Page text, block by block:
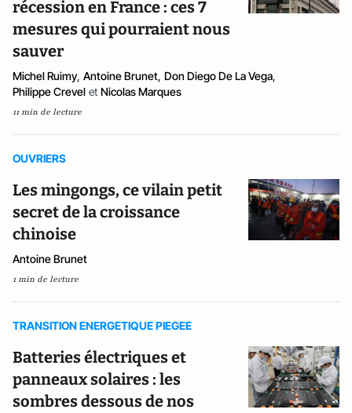
récession en France : ces 7
mesures qui pourraient nous
sauver
Michel Ruimy, Antoine Brunet, Don Diego De La Vega,
Philippe Crevel et Nicolas Marques
11 min de lecture
OUVRIERS
Les mingongs, ce vilain petit
secret de la croissance
chinoise
Antoine Brunet
1 min de lecture
TRANSITION ENERGETIQUE PIEGEE
Batteries électriques et
panneaux solaires : les
sombres dessous de nos